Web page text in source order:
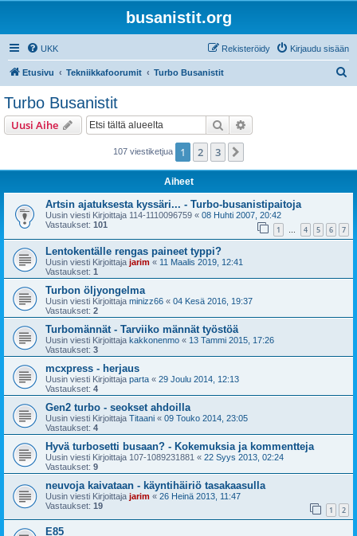
busanistit.org
UKK Kirjaudu sisään
Rekisteröidy
Etusivu Tekniikkafoorumit Turbo Busanistit
Turbo Busanistit
Uusi Aihe Etsi
107 viestiketjua 1 2 3
Aiheet
Artsin ajatuksesta kyssäri... - Turbo-busanistipaitoja
Uusin viesti Kirjoittaja 114-1110096759 « 08 Huhti 2007, 20:42
Vastaukset: 101 1 … 4 5 6 7
Lentokentälle rengas paineet typpi?
Uusin viesti Kirjoittaja jarim « 11 Maalis 2019, 12:41
Vastaukset: 1
Turbon öljyongelma
Uusin viesti Kirjoittaja minizz66 « 04 Kesä 2016, 19:37
Vastaukset: 2
Turbomännät - Tarviiko männät työstöä
Uusin viesti Kirjoittaja kakkonenmo « 13 Tammi 2015, 17:26
Vastaukset: 3
mcxpress - herjaus
Uusin viesti Kirjoittaja parta « 29 Joulu 2014, 12:13
Vastaukset: 4
Gen2 turbo - seokset ahdoilla
Uusin viesti Kirjoittaja Titaani « 09 Touko 2014, 23:05
Vastaukset: 4
Hyvä turbosetti busaan? - Kokemuksia ja kommentteja
Uusin viesti Kirjoittaja 107-1089231881 « 22 Syys 2013, 02:24
Vastaukset: 9
neuvoja kaivataan - käyntihäiriö tasakaasulla
Uusin viesti Kirjoittaja jarim « 26 Heinä 2013, 11:47
Vastaukset: 19 1 2
E85